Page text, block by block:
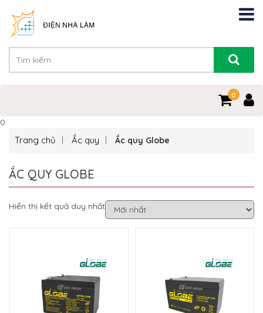
0
0
Trang chủ Ắc quy Ắc quy Globe
ẮC QUY GLOBE
Hiển thị kết quả duy nhất